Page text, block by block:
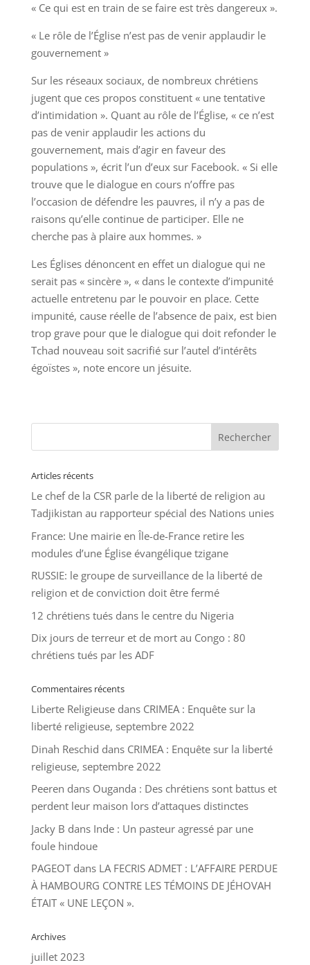
« Ce qui est en train de se faire est très dangereux ».
« Le rôle de l’Église n’est pas de venir applaudir le
gouvernement »
Sur les réseaux sociaux, de nombreux chrétiens
jugent que ces propos constituent « une tentative
d’intimidation ». Quant au rôle de l’Église, « ce n’est
pas de venir applaudir les actions du
gouvernement, mais d’agir en faveur des
populations », écrit l’un d’eux sur Facebook. « Si elle
trouve que le dialogue en cours n’offre pas
l’occasion de défendre les pauvres, il n’y a pas de
raisons qu’elle continue de participer. Elle ne
cherche pas à plaire aux hommes. »
Les Églises dénoncent en effet un dialogue qui ne
serait pas « sincère », « dans le contexte d’impunité
actuelle entretenu par le pouvoir en place. Cette
impunité, cause réelle de l’absence de paix, est bien
trop grave pour que le dialogue qui doit refonder le
Tchad nouveau soit sacrifié sur l’autel d’intérêts
égoïstes », note encore un jésuite.
Articles récents
Le chef de la CSR parle de la liberté de religion au
Tadjikistan au rapporteur spécial des Nations unies
France: Une mairie en Île-de-France retire les
modules d’une Église évangélique tzigane
RUSSIE: le groupe de surveillance de la liberté de
religion et de conviction doit être fermé
12 chrétiens tués dans le centre du Nigeria
Dix jours de terreur et de mort au Congo : 80
chrétiens tués par les ADF
Commentaires récents
Liberte Religieusedans CRIMEA : Enquête sur la
liberté religieuse, septembre 2022
Dinah Reschid dans CRIMEA : Enquête sur la liberté
religieuse, septembre 2022
Peeren dans Ouganda : Des chrétiens sont battus et
perdent leur maison lors d’attaques distinctes
Jacky B dans Inde : Un pasteur agressé par une
foule hindoue
PAGEOTdans LA FECRIS ADMET : L’AFFAIRE PERDUE
À HAMBOURG CONTRE LES TÉMOINS DE JÉHOVAH
ÉTAIT « UNE LEÇON ».
Archives
juillet 2023